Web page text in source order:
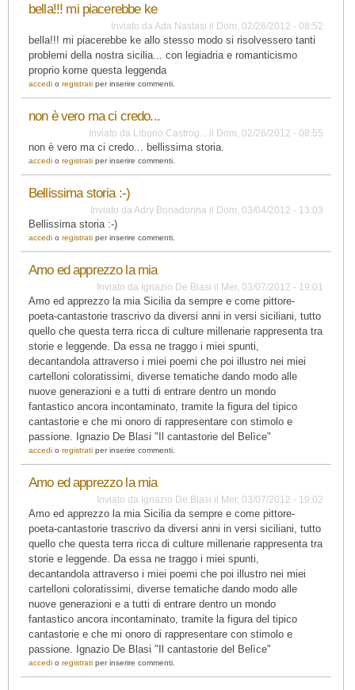
bella!!! mi piacerebbe ke
Inviato da Ada Nastasi il Dom, 02/26/2012 - 08:52
bella!!! mi piacerebbe ke allo stesso modo si risolvessero tanti
problemi della nostra sicilia... con legiadria e romanticismo
proprio kome questa leggenda
accedi o registrati per inserire commenti.
non è vero ma ci credo...
Inviato da Liborio Castrog... il Dom, 02/26/2012 - 08:55
non è vero ma ci credo... bellissima storia.
accedi o registrati per inserire commenti.
Bellissima storia :-)
Inviato da Adry Bonadonna il Dom, 03/04/2012 - 13:03
Bellissima storia :-)
accedi o registrati per inserire commenti.
Amo ed apprezzo la mia
Inviato da Ignazio De Blasi il Mer, 03/07/2012 - 19:01
Amo ed apprezzo la mia Sicilia da sempre e come pittore-
poeta-cantastorie trascrivo da diversi anni in versi siciliani, tutto
quello che questa terra ricca di culture millenarie rappresenta tra
storie e leggende. Da essa ne traggo i miei spunti,
decantandola attraverso i miei poemi che poi illustro nei miei
cartelloni coloratissimi, diverse tematiche dando modo alle
nuove generazioni e a tutti di entrare dentro un mondo
fantastico ancora incontaminato, tramite la figura del tipico
cantastorie e che mi onoro di rappresentare con stimolo e
passione. Ignazio De Blasi "Il cantastorie del Belìce"
accedi o registrati per inserire commenti.
Amo ed apprezzo la mia
Inviato da Ignazio De Blasi il Mer, 03/07/2012 - 19:02
Amo ed apprezzo la mia Sicilia da sempre e come pittore-
poeta-cantastorie trascrivo da diversi anni in versi siciliani, tutto
quello che questa terra ricca di culture millenarie rappresenta tra
storie e leggende. Da essa ne traggo i miei spunti,
decantandola attraverso i miei poemi che poi illustro nei miei
cartelloni coloratissimi, diverse tematiche dando modo alle
nuove generazioni e a tutti di entrare dentro un mondo
fantastico ancora incontaminato, tramite la figura del tipico
cantastorie e che mi onoro di rappresentare con stimolo e
passione. Ignazio De Blasi "Il cantastorie del Belìce"
accedi o registrati per inserire commenti.